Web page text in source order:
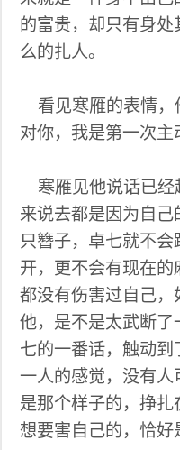
的富贵，却只有身
么的扎人。
看见寒雁的表情，
对你，我是第一次主
寒雁见他说话已经
来说去都是因为自
只簪子，卓七就不
开，更不会有现在
都没有伤害过自己
他，是不是太武断
七的一番话，触动
一人的感觉，没有
是那个样子的，挣扎
想要害自己的，恰好